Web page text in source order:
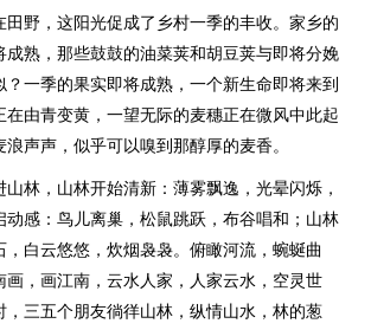
田野，这阳光促成了乡村一季的丰收。家乡的
成熟，那些鼓鼓的油菜荚和胡豆荚与即将分娩
？一季的果实即将成熟，一个新生命即将来到
在由青变黄，一望无际的麦穗正在微风中此起
声声，似乎可以嗅到那醇厚的麦香。
林，山林开始清新：薄雾飘逸，光晕闪烁，
动感：鸟儿离巢，松鼠跳跃，布谷唱和；山林
，白云悠悠，炊烟袅袅。俯瞰河流，蜿蜒曲
画，画江南，云水人家，人家云水，空灵世
，三五个朋友徜徉山林，纵情山水，林的葱